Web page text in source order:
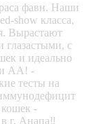
фавн. Наши
show класса,
Вырастают
с
и идеально
АА! -
тесты на
-
г. Анапа‼️